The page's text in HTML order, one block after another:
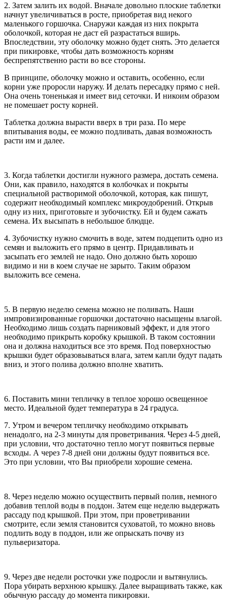
2. Затем залить их водой. Вначале довольно плоские таблетки
начнут увеличиваться в росте, приобретая вид некого
маленького горшочка. Снаружи каждая из них покрыта
оболочкой, которая не даст ей разрастаться вширь.
Впоследствии, эту оболочку можно будет снять. Это делается
при пикировке, чтобы дать возможность корням
беспрепятственно расти во все стороны.
В принципе, оболочку можно и оставить, особенно, если
корни уже проросли наружу. И делать пересадку прямо с ней.
Она очень тоненькая и имеет вид сеточки. И никоим образом
не помешает росту корней.
Таблетка должна вырасти вверх в три раза. По мере
впитывания воды, ее можно подливать, давая возможность
расти им и далее.
3. Когда таблетки достигли нужного размера, достать семена.
Они, как правило, находятся в колбочках и покрыты
специальной растворимой оболочкой, которая, как пишут,
содержит необходимый комплекс микроудобрений. Открыв
одну из них, приготовьте и зубочистку. Ей и будем сажать
семена. Их высыпать в небольшое блюдце.
4. Зубочистку нужно смочить в воде, затем подцепить одно из
семян и выложить его прямо в центр. Придавливать и
засыпать его землей не надо. Оно должно быть хорошо
видимо и ни в коем случае не зарыто. Таким образом
выложить все семена.
5. В первую неделю семена можно не поливать. Наши
импровизированные горшочки достаточно насыщены влагой.
Необходимо лишь создать парниковый эффект, и для этого
необходимо прикрыть коробку крышкой. В таком состоянии
она и должна находиться все это время. Под поверхностью
крышки будет образовываться влага, затем капли будут падать
вниз, и этого полива должно вполне хватить.
6. Поставить мини тепличку в теплое хорошо освещенное
место. Идеальной будет температура в 24 градуса.
7. Утром и вечером тепличку необходимо открывать
ненадолго, на 2-3 минуты для проветривания. Через 4-5 дней,
при условии, что достаточно тепло могут появиться первые
всходы. А через 7-8 дней они должны будут появиться все.
Это при условии, что Вы приобрели хорошие семена.
8. Через неделю можно осуществить первый полив, немного
добавив теплой воды в поддон. Затем еще неделю выдержать
рассаду под крышкой. При этом, при проветривании
смотрите, если земля становится суховатой, то можно вновь
подлить воду в поддон, или же опрыскать почву из
пульверизатора.
9. Через две недели росточки уже подросли и вытянулись.
Пора убирать верхнюю крышку. Далее выращивать также, как
обычную рассаду до момента пикировки.